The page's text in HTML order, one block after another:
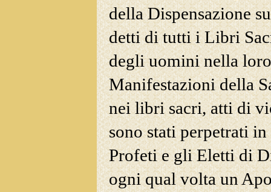
della Dispensazione
detti di tutti i Libri
degli uomini nella
Manifestazioni della
nei libri sacri, atti di
sono stati perpetrati
Profeti e gli Eletti di
ogni qual volta un